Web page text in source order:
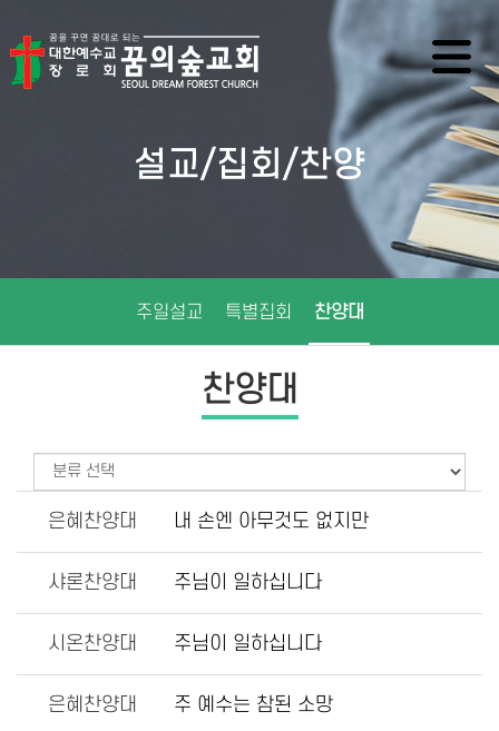
설교/집회/찬양
주일설교 특별집회 찬양대
찬양대
은혜찬양대 내 손엔 아무것도 없지만
샤론찬양대 주님이 일하십니다
시온찬양대 주님이 일하십니다
은혜찬양대 주 예수는 참된 소망